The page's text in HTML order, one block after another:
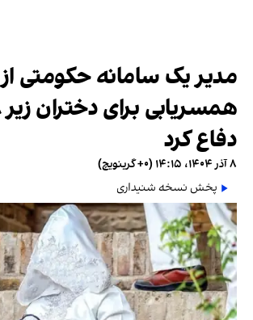
مدیر یک سامانه حکومتی از
دفاع کرد
۸ آذر ۱۴۰۴، ۱۴:۱۵ (‎+۰ گرینویچ)
پخش نسخه شنیداری